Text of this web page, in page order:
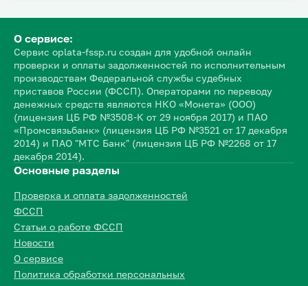
О сервисе:
Сервис oplata-fssp.ru создан для удобной онлайн
проверки и оплаты задолженностей по исполнительным
производствам Федеральной службы судебных
приставов России (ФССП). Операторами по переводу
денежных средств являются НКО «Монета» (ООО)
(лицензия ЦБ РФ №3508-К от 29 ноября 2017) и ПАО
«Промсвязьбанк» (лицензия ЦБ РФ №3521 от 17 декабря
2014) и ПАО "МТС Банк" (лицензия ЦБ РФ №2268 от 17
декабря 2014).
Основные разделы
Проверка и оплата задолженностей
ФССП
Статьи о работе ФССП
Новости
О сервисе
Политика обработки персональных